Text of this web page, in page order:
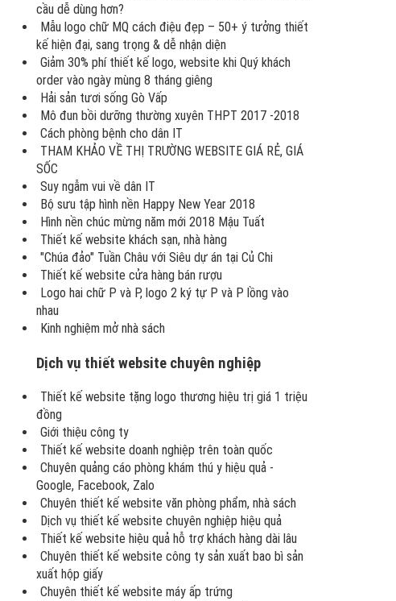
cầu dễ dùng hơn?
Mẫu logo chữ MQ cách điệu đẹp – 50+ ý tưởng thiết
kế hiện đại, sang trọng & dễ nhận diện
Giảm 30% phí thiết kế logo, website khi Quý khách
order vào ngày mùng 8 tháng giêng
Hải sản tươi sống Gò Vấp
Mô đun bồi dưỡng thường xuyên THPT 2017 -2018
Cách phòng bệnh cho dân IT
THAM KHẢO VỀ THỊ TRƯỜNG WEBSITE GIÁ RẺ, GIÁ
SỐC
Suy ngẫm vui về dân IT
Bộ sưu tập hình nền Happy New Year 2018
Hình nền chúc mừng năm mới 2018 Mậu Tuất
Thiết kế website khách sạn, nhà hàng
"Chúa đảo" Tuần Châu với Siêu dự án tại Củ Chi
Thiết kế website cửa hàng bán rượu
Logo hai chữ P và P, logo 2 ký tự P và P lồng vào
nhau
Kinh nghiệm mở nhà sách
Dịch vụ thiết website chuyên nghiệp
Thiết kế website tặng logo thương hiệu trị giá 1 triệu
đồng
Giới thiệu công ty
Thiết kế website doanh nghiệp trên toàn quốc
Chuyên quảng cáo phòng khám thú y hiệu quả -
Google, Facebook, Zalo
Chuyên thiết kế website văn phòng phẩm, nhà sách
Dịch vụ thiết kế website chuyên nghiệp hiệu quả
Thiết kế website hiệu quả hỗ trợ khách hàng dài lâu
Chuyên thiết kế website công ty sản xuất bao bì sản
xuất hộp giấy
Chuyên thiết kế website máy ấp trứng